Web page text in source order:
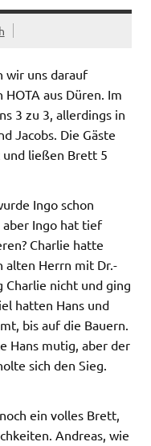
wir uns darauf
aus Düren. Im
3 zu 3, allerdings in
Jacobs. Die Gäste
und ließen Brett 5
Ingo schon
Ingo hat tief
Charlie hatte
alten Herrn mit Dr.-
Charlie nicht und ging
hatten Hans und
bis auf die Bauern.
Hans mutig, aber der
sich den Sieg.
ein volles Brett,
Andreas, wie